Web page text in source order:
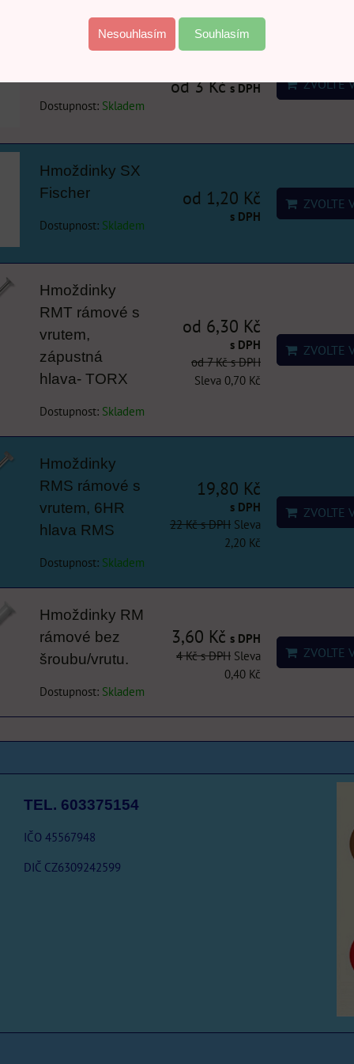
Hmoždinky UX
Dostupnost: Skladem
od 3 Kčs DPH ZVOLTE
Hmoždinky SX
Fischer
Dostupnost: Skladem
od 1,20 Kč
s DPH
ZVOLTE
Hmoždinky
RMT rámové s
vrutem,
zápustná
hlava- TORX
Dostupnost: Skladem
od 6,30 Kč
s DPH
od 7 Kčs DPH
Sleva 0,70 Kč
ZVOLTE
Hmoždinky
RMS rámové s
vrutem, 6HR
hlava RMS
Dostupnost: Skladem
19,80 Kč
s DPH
22 Kčs DPH Sleva
2,20 Kč
ZVOLTE
Hmoždinky RM
rámové bez
šroubu/vrutu.
Dostupnost: Skladem
3,60 Kč s DPH
4 Kčs DPH Sleva
0,40 Kč
ZVOLTE
TEL. 603375154
IČO 45567948
DIČ CZ6309242599
Nesouhlasím Souhlasím